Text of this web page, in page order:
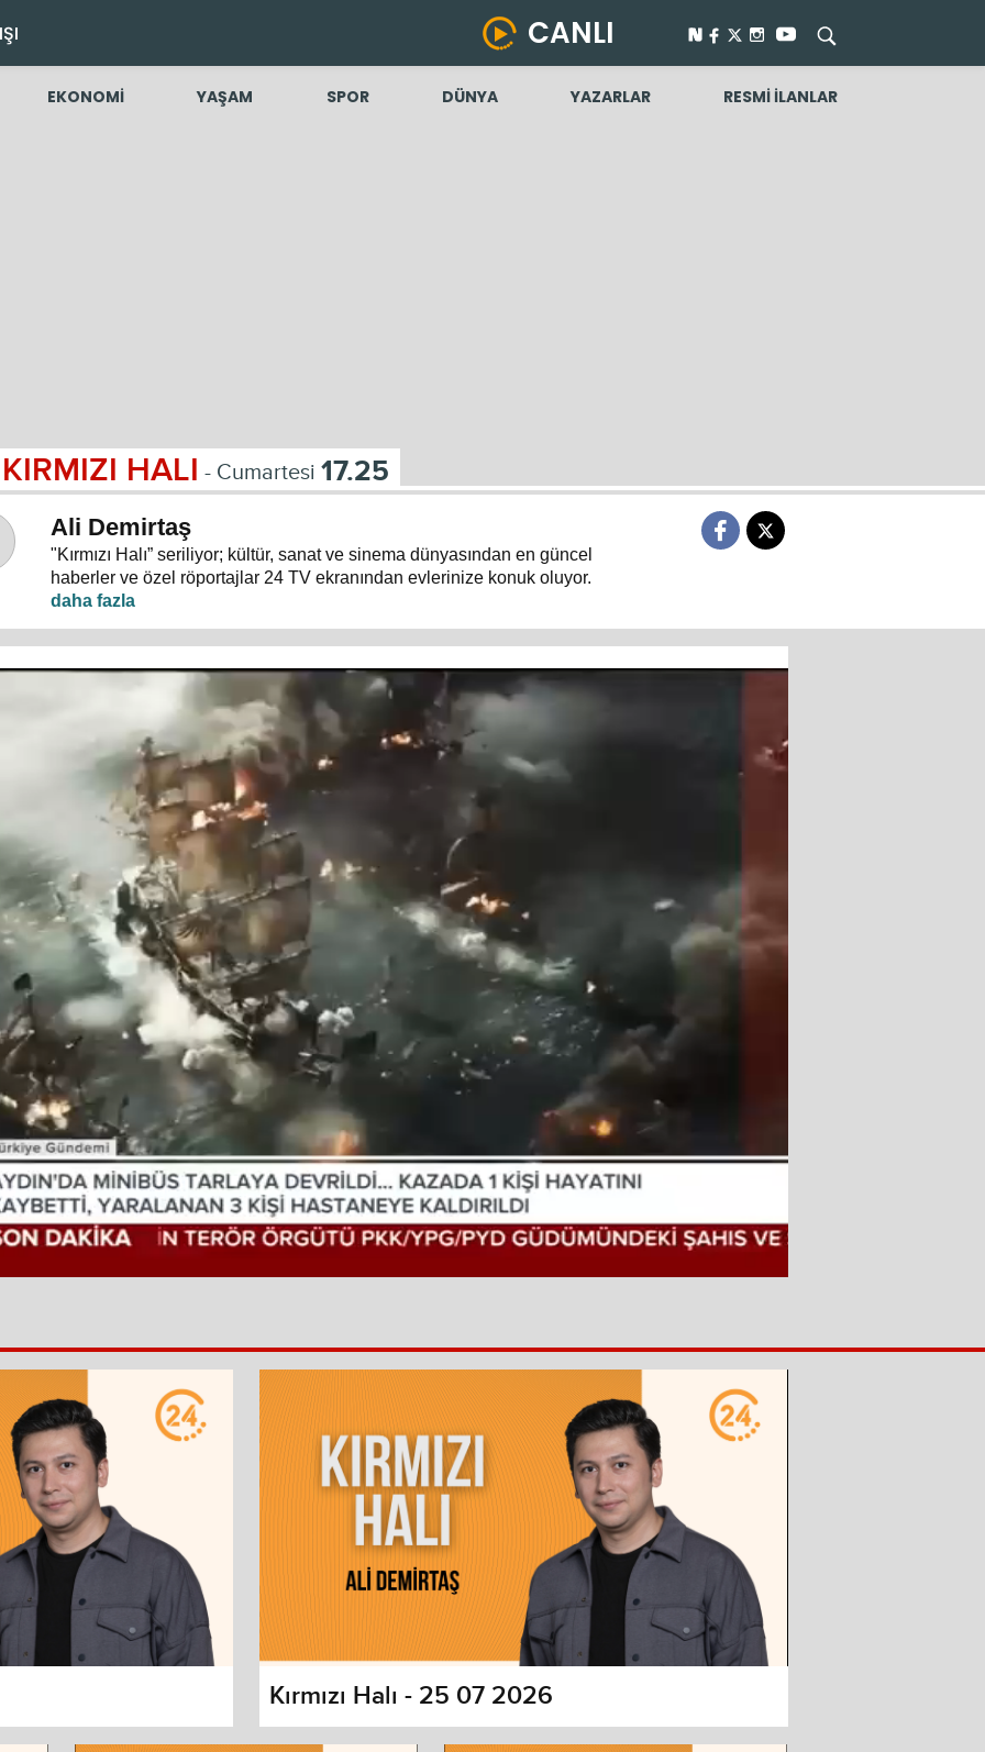
CANLI
EKONOMİ YAŞAM SPOR DÜNYA YAZARLAR RESMİ İLANLAR
KIRMIZI HALI - Cumartesi 17.25
Ali Demirtaş
"Kırmızı Halı” seriliyor; kültür, sanat ve sinema dünyasından en güncel
haberler ve özel röportajlar 24 TV ekranından evlerinize konuk oluyor.
dialog
Kırmızı Halı - 25 07 2026